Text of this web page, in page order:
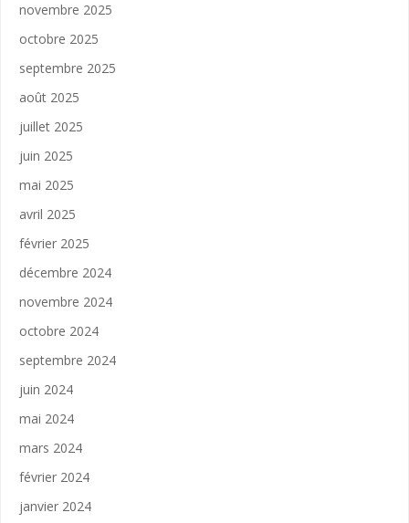
novembre 2025
octobre 2025
septembre 2025
août 2025
juillet 2025
juin 2025
mai 2025
avril 2025
février 2025
décembre 2024
novembre 2024
octobre 2024
septembre 2024
juin 2024
mai 2024
mars 2024
février 2024
janvier 2024